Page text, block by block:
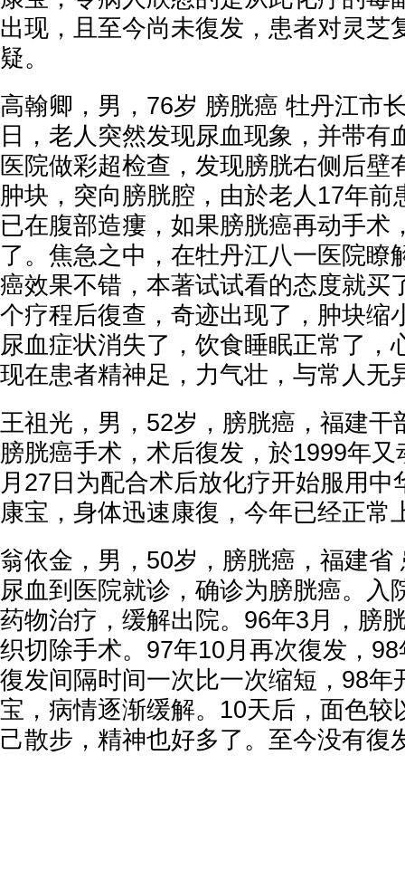
出现，且至今尚未復发，患者对灵芝
疑。
高翰卿，男，76岁 膀胱癌 牡丹江市
日，老人突然发现尿血现象，并带有
医院做彩超检查，发现膀胱右侧后壁
肿块，突向膀胱腔，由於老人17年前
已在腹部造瘻，如果膀胱癌再动手术
了。焦急之中，在牡丹江八一医院瞭
癌效果不错，本著试试看的态度就买
个疗程后復查，奇迹出现了，肿块缩
尿血症状消失了，饮食睡眠正常了，
现在患者精神足，力气壮，与常人无
王祖光，男，52岁，膀胱癌，福建干
膀胱癌手术，术后復发，於1999年
月27日为配合术后放化疗开始服用中
康宝，身体迅速康復，今年已经正常
翁依金，男，50岁，膀胱癌，福建省
尿血到医院就诊，确诊为膀胱癌。入
药物治疗，缓解出院。96年3月，膀
织切除手术。97年10月再次復发，
復发间隔时间一次比一次缩短，98年
宝，病情逐渐缓解。10天后，面色较
己散步，精神也好多了。至今没有復